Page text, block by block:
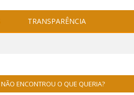
TRANSPARÊNCIA
NÃO ENCONTROU O QUE QUERIA?